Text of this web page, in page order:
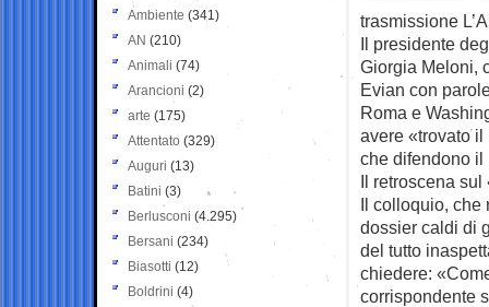
trasmissione
Il presidente
Giorgia Meloni,
Evian con
Roma e
avere «trovato
che difendono il
Il retroscena
Il colloquio, che
dossier caldi di
del tutto
chiedere:
corrispondente
Ambiente (341)
AN (210)
Animali (74)
Arancioni (2)
arte (175)
Attentato (329)
Auguri (13)
Batini (3)
Berlusconi (4.295)
Bersani (234)
Biasotti (12)
Boldrini (4)